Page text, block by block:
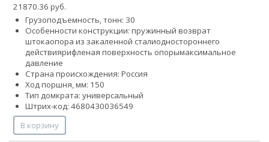
21870.36 руб.
Грузоподъемность, тонн: 30
Особенности конструкции: пружинный возврат
штокаопора из закаленной сталиодностороннего
действиярифленая поверхность опорымаксимальное
давление
Страна происхождения: Россия
Ход поршня, мм: 150
Тип домкрата: универсальный
Штрих-код: 4680430036549
В корзину